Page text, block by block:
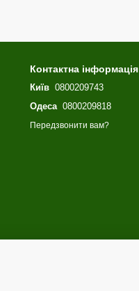
Контактна інформація
Київ 0800209743
Одеса0800209818
Передзвонити вам?